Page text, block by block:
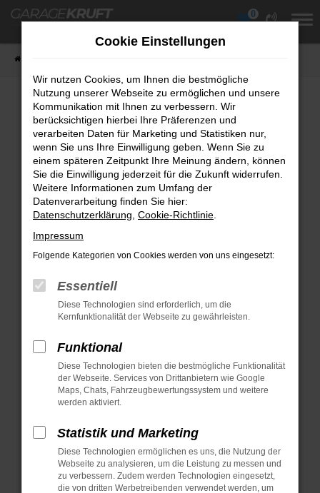
Zum
0
Fehler: Network Error
Beim Laden ist ein Fehler aufgetreten.
Hier sind ein paar Tipps, die dir helfen können:
Überprüfe deine Firewall und deine
Internetverbindung.
Laden andere Webseiten, zum Beispiel
deine Suchmaschine?
Manche Erweiterungen, wie Werbeblocker,
können das Laden bestimmter Seiten
verhindern. Funktioniert die Seite in einem
anderen Browser oder in einem privaten
Fenster?
Starte dein Gerät neu.
Das kann manchmal helfen,
Stelle sicher, dass dein Browser und dein
Betriebssystem auf dem neuesten Stand
sind.
Cookie Einstellungen
Wir nutzen Cookies, um Ihnen die bestmögliche
Nutzung unserer Webseite zu ermöglichen und unsere
Kommunikation mit Ihnen zu verbessern. Wir
berücksichtigen hierbei Ihre Präferenzen und
verarbeiten Daten für Marketing und Statistiken nur,
wenn Sie uns Ihre Einwilligung geben. Wenn Sie zu
einem späteren Zeitpunkt Ihre Meinung ändern, können
Sie die Einwilligung jederzeit für die Zukunft widerrufen.
Weitere Informationen zum Umfang der
Datenverarbeitung finden Sie hier:
Datenschutzerklärung Cookie-Richtlinie
Impressum
Folgende Kategorien von Cookies werden von uns eingesetzt:
Essentiell
Diese Technologien sind erforderlich, um die
Kernfunktionalität der Webseite zu gewährleisten.
Funktional
Diese Technologien bieten die bestmögliche Funktionalität
der Webseite. Services von Drittanbietern wie Google
Maps, Chats, Fahrzeugbewertungssystem und weitere
werden aktiviert.
Statistik und Marketing
Diese Technologien ermöglichen es uns, die Nutzung der
Webseite zu analysieren, um die Leistung zu messen und
zu verbessern. Zudem werden Technologien eingesetzt,
die von dritten Werbetreibenden verwendet werden, um